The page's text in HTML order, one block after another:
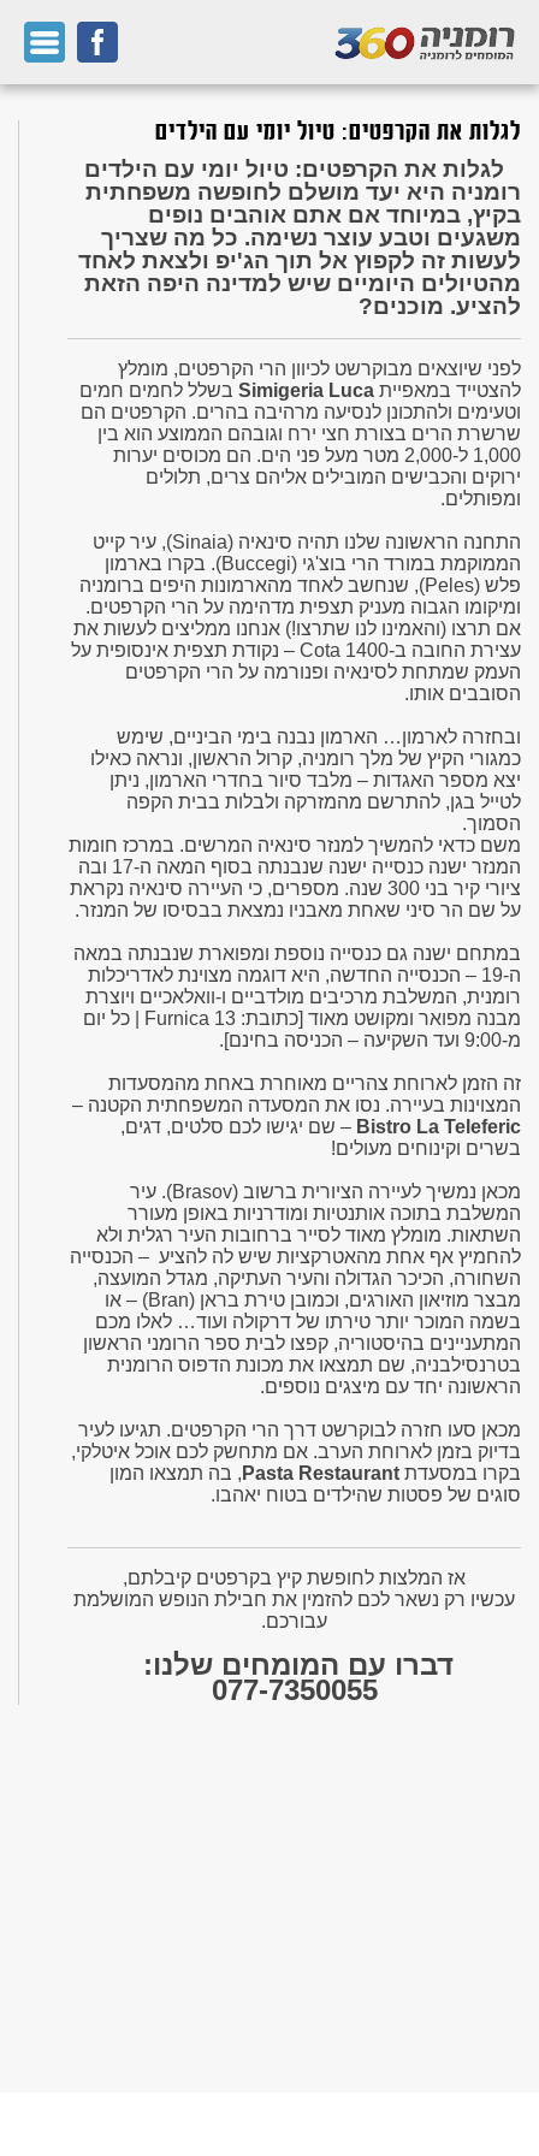
לגלות את הקרפטים: טיול יומי עם הילדים
לגלות את הקרפטים: טיול יומי עם הילדים
רומניה היא יעד מושלם לחופשה משפחתית
בקיץ, במיוחד אם אתם אוהבים נופים
משגעים וטבע עוצר נשימה. כל מה שצריך
לעשות זה לקפוץ אל תוך הג'יפ ולצאת לאחד
מהטיולים היומיים שיש למדינה היפה הזאת
להציע. מוכנים?
לפני שיוצאים מבוקרשט לכיוון הרי הקרפטים, מומלץ
להצטייד במאפיית Simigeria Luca בשלל לחמים חמים
וטעימים ולהתכונן לנסיעה מרהיבה בהרים. הקרפטים הם
שרשרת הרים בצורת חצי ירח וגובהם הממוצע הוא בין
1,000 ל-2,000 מטר מעל פני הים. הם מכוסים יערות
ירוקים והכבישים המובילים אליהם צרים, תלולים
ומפותלים.
התחנה הראשונה שלנו תהיה סינאיה (Sinaia), עיר קייט
הממוקמת במורד הרי בוצ'גי (Buccegi). בקרו בארמון
פלש (Peles), שנחשב לאחד מהארמונות היפים ברומניה
ומיקומו הגבוה מעניק תצפית מדהימה על הרי הקרפטים.
אם תרצו (והאמינו לנו שתרצו!) אנחנו ממליצים לעשות את
עצירת החובה ב-Cota 1400 – נקודת תצפית אינסופית על
העמק שמתחת לסינאיה ופנורמה על הרי הקרפטים
הסובבים אותו.
ובחזרה לארמון… הארמון נבנה בימי הביניים, שימש
כמגורי הקיץ של מלך רומניה, קרול הראשון, ונראה כאילו
יצא מספר האגדות – מלבד סיור בחדרי הארמון, ניתן
לטייל בגן, להתרשם מהמזרקה ולבלות בבית הקפה
הסמוך.
משם כדאי להמשיך למנזר סינאיה המרשים. במרכז חומות
המנזר ישנה כנסייה ישנה שנבנתה בסוף המאה ה-17 ובה
ציורי קיר בני 300 שנה. מספרים, כי העיירה סינאיה נקראת
על שם הר סיני שאחת מאבניו נמצאת בבסיסו של המנזר.
במתחם ישנה גם כנסייה נוספת ומפוארת שנבנתה במאה
ה-19 – הכנסייה החדשה, היא דוגמה מצוינת לאדריכלות
רומנית, המשלבת מרכיבים מולדביים ו-וואלאכיים ויוצרת
מבנה מפואר ומקושט מאוד [כתובת: Furnica 13 | כל יום
מ-9:00 ועד השקיעה – הכניסה בחינם].
זה הזמן לארוחת צהריים מאוחרת באחת מהמסעדות
המצוינות בעיירה. נסו את המסעדה המשפחתית הקטנה –
Bistro La Teleferic – שם יגישו לכם סלטים, דגים,
בשרים וקינוחים מעולים!
מכאן נמשיך לעיירה הציורית ברשוב (Brasov). עיר
המשלבת בתוכה אותנטיות ומודרניות באופן מעורר
השתאות. מומלץ מאוד לסייר ברחובות העיר רגלית ולא
להחמיץ אף אחת מהאטרקציות שיש לה להציע – הכנסייה
השחורה, הכיכר הגדולה והעיר העתיקה, מגדל המועצה,
מבצר מוזיאון האורגים, וכמובן טירת בראן (Bran) – או
בשמה המוכר יותר טירתו של דרקולה ועוד… לאלו מכם
המתעניינים בהיסטוריה, קפצו לבית ספר הרומני הראשון
בטרנסילבניה, שם תמצאו את מכונת הדפוס הרומנית
הראשונה יחד עם מיצגים נוספים.
מכאן סעו חזרה לבוקרשט דרך הרי הקרפטים. תגיעו לעיר
בדיוק בזמן לארוחת הערב. אם מתחשק לכם אוכל איטלקי,
בקרו במסעדת Pasta Restaurant , בה תמצאו המון
סוגים של פסטות שהילדים בטוח יאהבו.
אז המלצות לחופשת קיץ בקרפטים קיבלתם,
עכשיו רק נשאר לכם להזמין את חבילת הנופש המושלמת
עבורכם.
דברו עם המומחים שלנו:
077-7350055